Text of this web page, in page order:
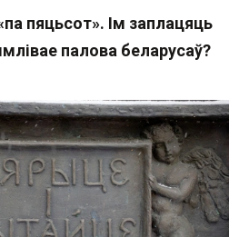
пяцьсот». Ім заплацяць
палова беларусаў?